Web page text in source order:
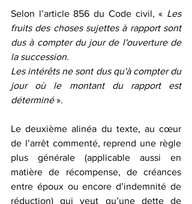
Selon l’article 856 du Code civil, « Les
fruits des choses sujettes à rapport sont
dus à compter du jour de l'ouverture de
la succession.
Les intérêts ne sont dus qu'à compter du
jour où le montant du rapport est
déterminé ».
Le deuxième alinéa du texte, au cœur
de l’arrêt commenté, reprend une règle
plus générale (applicable aussi en
matière de récompense, de créances
entre époux ou encore d’indemnité de
réduction) qui veut qu’une dette de